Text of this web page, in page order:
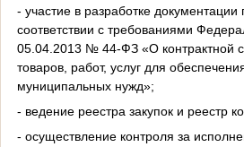
- участие в разработке документации
соответствии с требованиями
05.04.2013 № 44-ФЗ «О контрактной
товаров, работ, услуг для
муниципальных нужд»;
- ведение реестра закупок и реестр
- осуществление контроля за